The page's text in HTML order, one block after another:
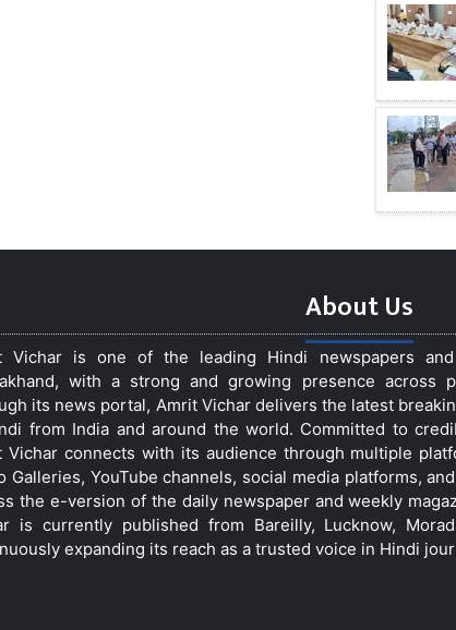
About Us
Vichar is one of the leading Hindi newspapers
with a strong and growing presence across
its news portal, Amrit Vichar delivers the latest
from India and around the world. Committed to
Vichar connects with its audience through multiple
Galleries, YouTube channels, social media platforms,
the e-version of the daily newspaper and weekly
is currently published from Bareilly, Lucknow,
expanding its reach as a trusted voice in Hindi